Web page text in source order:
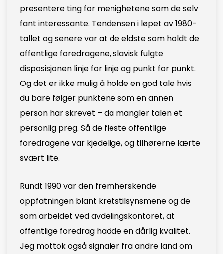
presentere ting for menighetene som de selv
fant interessante. Tendensen i løpet av 1980-
tallet og senere var at de eldste som holdt de
offentlige foredragene, slavisk fulgte
disposisjonen linje for linje og punkt for punkt.
Og det er ikke mulig å holde en god tale hvis
du bare følger punktene som en annen
person har skrevet – da mangler talen et
personlig preg. Så de fleste offentlige
foredragene var kjedelige, og tilhørerne lærte
svært lite.
Rundt 1990 var den fremherskende
oppfatningen blant kretstilsynsmene og de
som arbeidet ved avdelingskontoret, at
offentlige foredrag hadde en dårlig kvalitet.
Jeg mottok også signaler fra andre land om